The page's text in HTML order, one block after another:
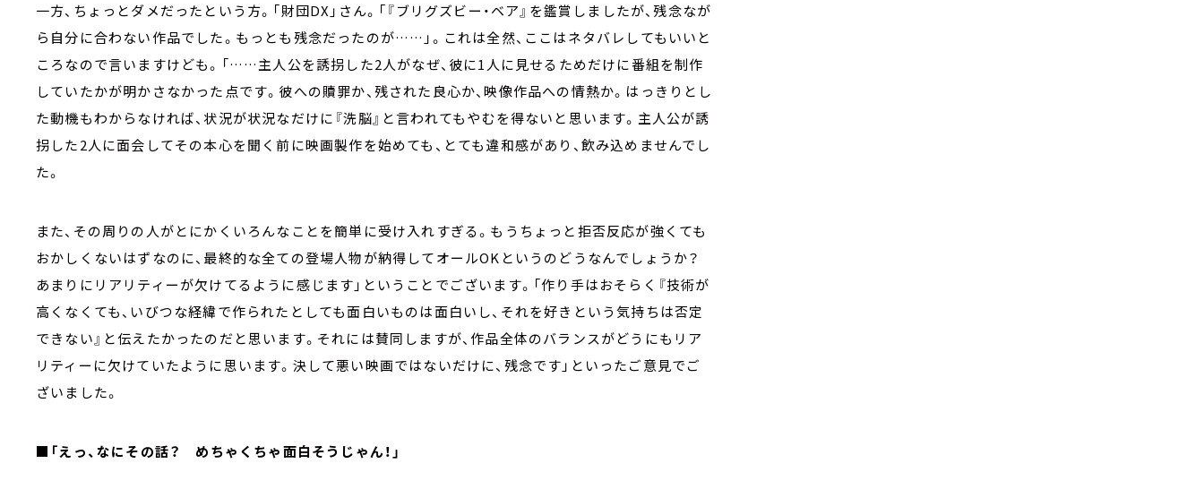
一方、ちょっとダメだったという方。「財団DX」さん。「『ブリグズビー・ベア』を鑑賞しましたが、残念なが
ら自分に合わない作品でした。もっとも残念だったのが……」。これは全然、ここはネタバレしてもいいと
ころなので言いますけども。「……主人公を誘拐した2人がなぜ、彼に1人に見せるためだけに番組を制作
していたかが明かさなかった点です。彼への贖罪か、残された良心か、映像作品への情熱か。はっきりとし
た動機もわからなければ、状況が状況なだけに『洗脳』と言われてもやむを得ないと思います。主人公が誘
拐した2人に面会してその本心を聞く前に映画製作を始めても、とても違和感があり、飲み込めませんでし
た。
また、その周りの人がとにかくいろんなことを簡単に受け入れすぎる。もうちょっと拒否反応が強くても
おかしくないはずなのに、最終的な全ての登場人物が納得してオールOKというのどうなんでしょうか？
あまりにリアリティーが欠けてるように感じます」ということでございます。「作り手はおそらく『技術が
高くなくても、いびつな経緯で作られたとしても面白いものは面白いし、それを好きという気持ちは否定
できない』と伝えたかったのだと思います。それには賛同しますが、作品全体のバランスがどうにもリア
リティーに欠けていたように思います。決して悪い映画ではないだけに、残念です」といったご意見でご
ざいました。
■「えっ、なにその話？ めちゃくちゃ面白そうじゃん！」